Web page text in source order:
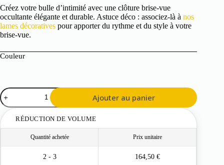
Créez votre bulle d’intimité avec une clôture brise-vue
occultante élégante et durable. Astuce déco : associez-là à nos
lames décoratives pour apporter du rythme et du style à votre
brise-vue.
Couleur
quantité
de
Lame
occultante
Ajouter au panier
RÉDUCTION DE VOLUME
Quantité achetée Prix unitaire
2 - 3 164,50 €